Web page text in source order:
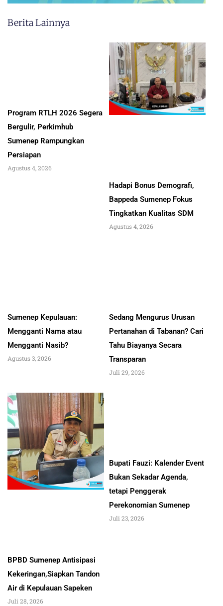
Berita Lainnya
Program RTLH 2026 Segera
Bergulir, Perkimhub
Sumenep Rampungkan
Persiapan
Agustus 4, 2026
Hadapi Bonus Demografi,
Bappeda Sumenep Fokus
Tingkatkan Kualitas SDM
Agustus 4, 2026
Sumenep Kepulauan:
Mengganti Nama atau
Mengganti Nasib?
Agustus 3, 2026
Sedang Mengurus Urusan
Pertanahan di Tabanan? Cari
Tahu Biayanya Secara
Transparan
Juli 29, 2026
BPBD Sumenep Antisipasi
Kekeringan,Siapkan Tandon
Air di Kepulauan Sapeken
Juli 28, 2026
Bupati Fauzi: Kalender Event
Bukan Sekadar Agenda,
tetapi Penggerak
Perekonomian Sumenep
Juli 23, 2026